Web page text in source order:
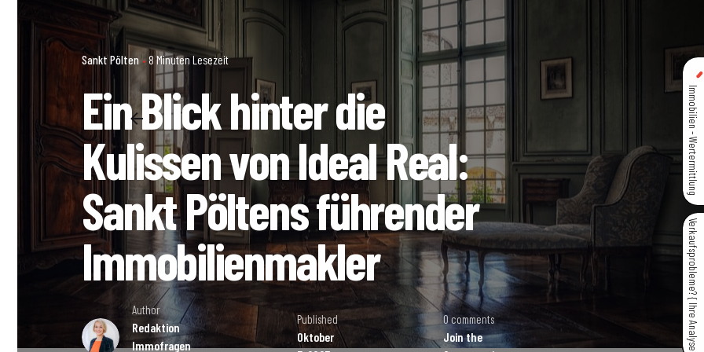
Sankt Pölten 8 Minuten Lesezeit
Ein Blick hinter die
Kulissen von Ideal Real:
Sankt Pöltens führender
Immobilienmakler
Author
Redaktion
Immofragen
Published
Oktober
0 comments
Join the
Immobilien - Wertermittlung
Verkaufsprobleme? { Ihre Analyse }